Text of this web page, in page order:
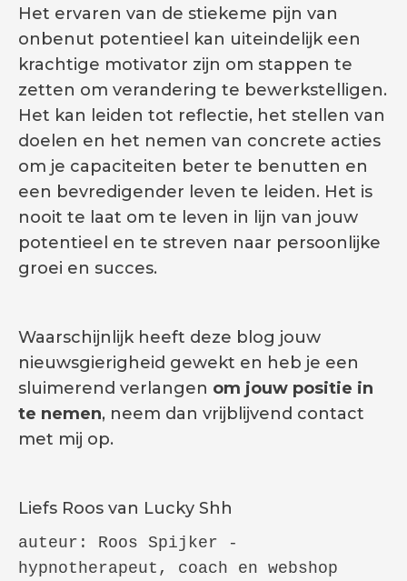
Het ervaren van de stiekeme pijn van
onbenut potentieel kan uiteindelijk een
krachtige motivator zijn om stappen te
zetten om verandering te bewerkstelligen.
Het kan leiden tot reflectie, het stellen van
doelen en het nemen van concrete acties
om je capaciteiten beter te benutten en
een bevredigender leven te leiden. Het is
nooit te laat om te leven in lijn van jouw
potentieel en te streven naar persoonlijke
groei en succes.
Waarschijnlijk heeft deze blog jouw
nieuwsgierigheid gewekt en heb je een
sluimerend verlangen om jouw positie in
te nemen, neem dan vrijblijvend contact
met mij op.
Liefs Roos van Lucky Shh
auteur: Roos Spijker -
hypnotherapeut, coach en webshop